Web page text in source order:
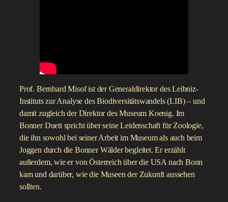
Prof. Bernhard Misof ist der Generaldirektor des Leibniz-
Instituts zur Analyse des Biodiversitätswandels (LIB) – und
damit zugleich der Direktor des Museum Koenig. Im
Bonner Duett spricht über seine Leidenschaft für Zoologie,
die ihn sowohl bei seiner Arbeit im Museum als auch beim
Joggen durch die Bonner Wälder begleitet. Er erzählt
außerdem, wie er von Österreich über die USA nach Bonn
kam und darüber, wie die Museen der Zukunft aussehen
sollten.